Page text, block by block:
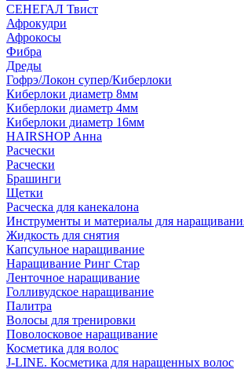
СЕНЕГАЛ Твист
Афрокудри
Афрокосы
Фибра
Дреды
Гофрэ/Локон супер/Киберлоки
Киберлоки диаметр 8мм
Киберлоки диаметр 4мм
Киберлоки диаметр 16мм
HAIRSHOP Анна
Расчески
Расчески
Брашинги
Щетки
Расческа для канекалона
Инструменты и материалы для
Жидкость для снятия
Капсульное наращивание
Наращивание Ринг Стар
Ленточное наращивание
Голливудское наращивание
Палитра
Волосы для тренировки
Поволосковое наращивание
Косметика для волос
J-LINE. Косметика для наращенных волос